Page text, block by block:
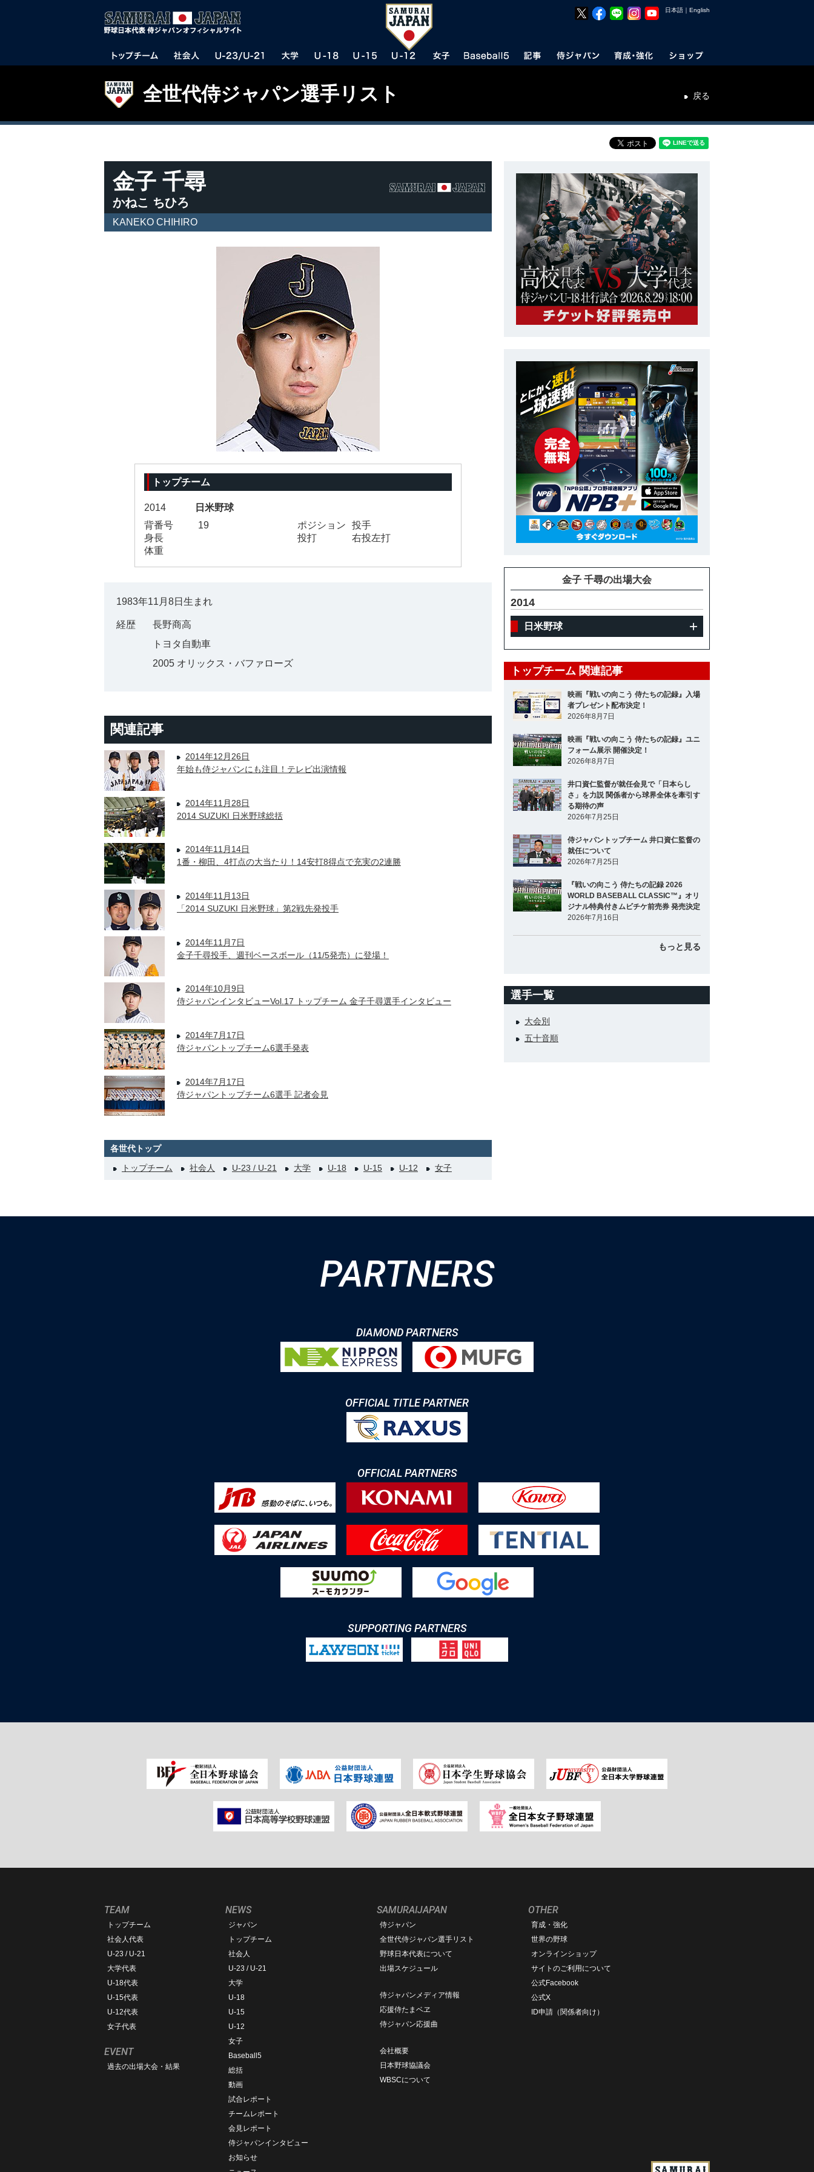
日本語 ｜ English
全世代侍ジャパン選手リスト 戻る
金子 千尋
かねこ ちひろ
KANEKO CHIHIRO
トップチーム
2014
日米野球
背番号
19 ポジション
投手
身長
投打
右投左打
体重
1983年11月8日生まれ
経歴
長野商高
トヨタ自動車
2005 オリックス・バファローズ
関連記事
2014年12月26日
年始も侍ジャパンにも注目！テレビ出演情報
2014年11月28日
2014 SUZUKI 日米野球総括
2014年11月14日
1番・柳田、4打点の大当たり！14安打8得点で充実の2連勝
2014年11月13日
「2014 SUZUKI 日米野球」第2戦先発投手
2014年11月7日
金子千尋投手、週刊ベースボール（11/5発売）に登場！
2014年10月9日
侍ジャパンインタビューVol.17 トップチーム 金子千尋選手インタビュー
2014年7月17日
侍ジャパントップチーム6選手発表
2014年7月17日
侍ジャパントップチーム6選手 記者会見
各世代トップ
トップチーム
社会人 U-23 / U-21 大学 U-18 U-15 U-12 女子
金子 千尋の出場大会
2014
日米野球
トップチーム 関連記事
映画『戦いの向こう 侍たちの記録』入場
者プレゼント配布決定！
2026年8月7日
映画『戦いの向こう 侍たちの記録』ユニ
フォーム展示 開催決定！
2026年8月7日
井口資仁監督が就任会見で「日本らし
さ」を力説 関係者から球界全体を牽引す
る期待の声
2026年7月25日
侍ジャパントップチーム 井口資仁監督の
就任について
2026年7月25日
『戦いの向こう 侍たちの記録 2026
WORLD BASEBALL CLASSIC™』オリ
ジナル特典付きムビチケ前売券 発売決定
2026年7月16日
もっと見る
選手一覧
大会別
五十音順
PARTNERS
DIAMOND PARTNERS
OFFICIAL TITLE PARTNER
OFFICIAL PARTNERS
SUPPORTING PARTNERS
TEAM
トップチーム
社会人代表
U-23 / U-21
大学代表
U-18代表
U-15代表
U-12代表
女子代表
EVENT
過去の出場大会・結果
NEWS
ジャパン
トップチーム
社会人
U-23 / U-21
大学
U-18
U-15
U-12
女子
Baseball5
総括
動画
試合レポート
チームレポート
会見レポート
侍ジャパンインタビュー
お知らせ
SAMURAIJAPAN
侍ジャパン
全世代侍ジャパン選手リスト
野球日本代表について
出場スケジュール
侍ジャパンメディア情報
応援侍たまベヱ
侍ジャパン応援曲
会社概要
日本野球協議会
WBSCについて
OTHER
育成・強化
世界の野球
オンラインショップ
サイトのご利用について
公式Facebook
公式X
ID申請（関係者向け）